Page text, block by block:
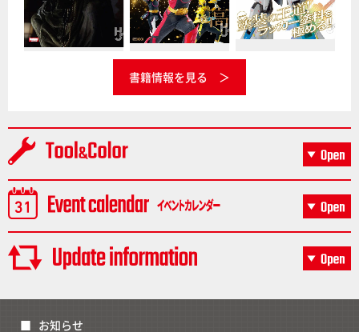
書籍情報を見る
お知らせ